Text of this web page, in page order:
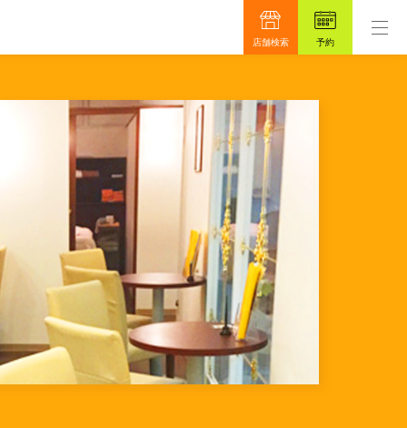
もっと真面目に、もっと安心を目指して48年。
店舗検索 予約